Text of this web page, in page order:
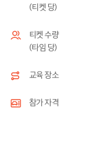
(티켓 당)
티켓 수량
(타임 당)
교육 장소
참가 자격